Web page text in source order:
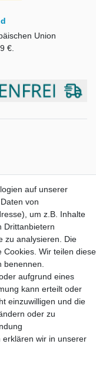
Union
€.
auf unserer
von
um z.B. Inhalte
Drittanbietern
zu analysieren. Die
Wir teilen diese
aufgrund eines
kann erteilt oder
einzuwilligen und die
oder zu
wir in unserer